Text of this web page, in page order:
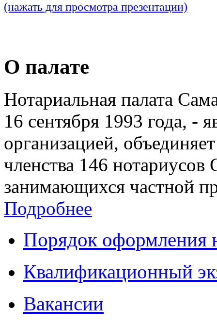
(нажать для просмотра презентации)
О палате
Нотариальная палата
16 сентября 1993 года, -
организацией,
членства 146 нотариусов
занимающихся частной
Подробнее
Порядок оформления
Квалификационный
Вакансии